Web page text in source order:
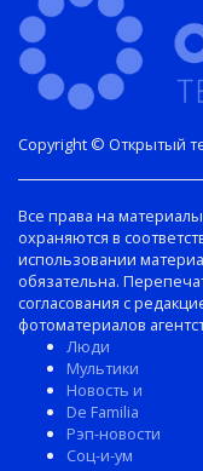
Все права на
охраняются в
использовании
обязательна.
согласования с
фотоматериалов
Люди
Мультики
Новость и
De Familia
Рэп-новости
Соц-и-ум